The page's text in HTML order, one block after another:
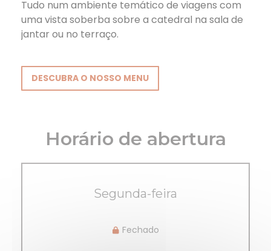
Tudo num ambiente temático de viagens com
uma vista soberba sobre a catedral na sala de
jantar ou no terraço.
DESCUBRA O NOSSO MENU
Horário de abertura
Segunda-feira
Fechado